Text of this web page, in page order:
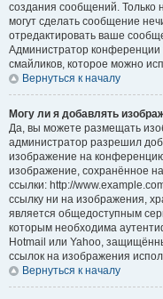
создания сообщений. Только
могут сделать сообщение
отредактировать ваше
Администратор конференции
смайликов, которое можно
Вернуться к началу
Могу ли я добавлять
Да, вы можете размещать
администратор разрешил
изображение на
изображение, сохранённое
ссылки: http://
ссылку ни на изображения,
является общедоступным
которым необходима
Hotmail или Yahoo,
ссылок на изображения
Вернуться к началу